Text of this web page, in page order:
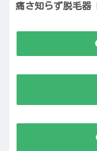
痛さ知らず脱毛器